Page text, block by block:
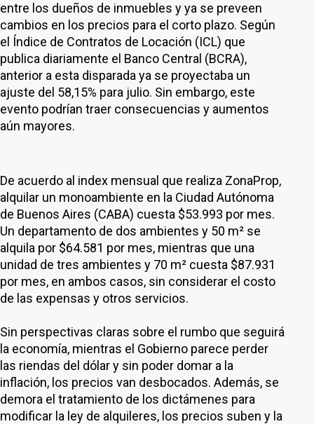
entre los dueños de inmuebles y ya se preveen
cambios en los precios para el corto plazo. Según
el Índice de Contratos de Locación (ICL) que
publica diariamente el Banco Central (BCRA),
anterior a esta disparada ya se proyectaba un
ajuste del 58,15% para julio. Sin embargo, este
evento podrían traer consecuencias y aumentos
aún mayores.
De acuerdo al index mensual que realiza ZonaProp,
alquilar un monoambiente en la Ciudad Autónoma
de Buenos Aires (CABA) cuesta $53.993 por mes.
Un departamento de dos ambientes y 50 m² se
alquila por $64.581 por mes, mientras que una
unidad de tres ambientes y 70 m² cuesta $87.931
por mes, en ambos casos, sin considerar el costo
de las expensas y otros servicios.
Sin perspectivas claras sobre el rumbo que seguirá
la economía, mientras el Gobierno parece perder
las riendas del dólar y sin poder domar a la
inflación, los precios van desbocados. Además, se
demora el tratamiento de los dictámenes para
modificar la ley de alquileres, los precios suben y la